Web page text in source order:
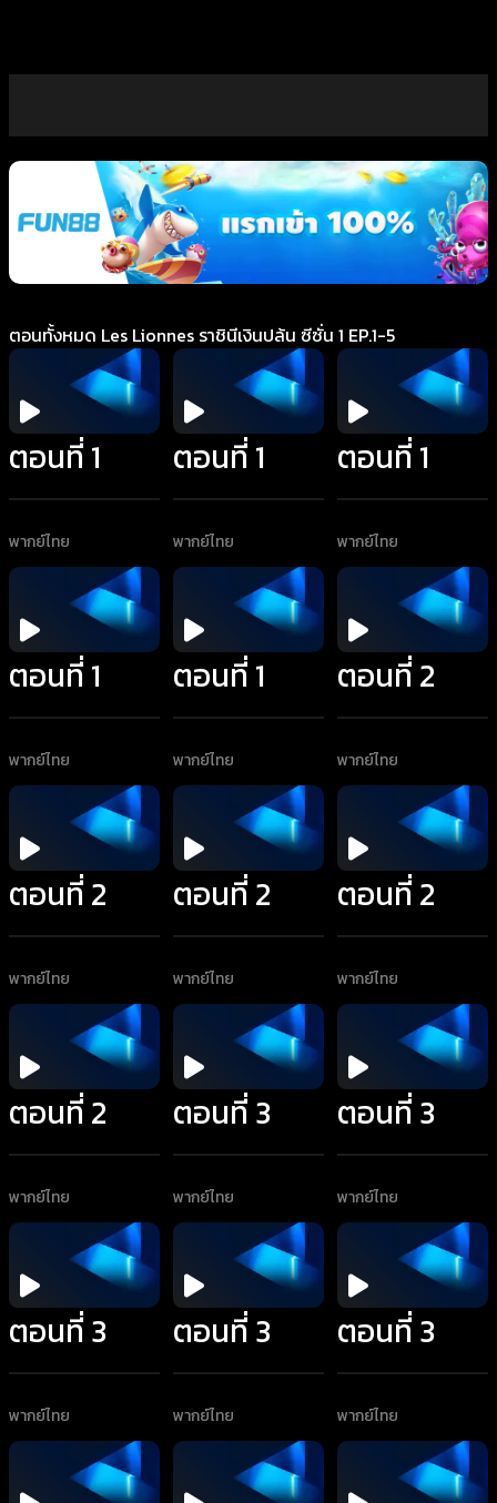
ตอนทั้งหมด Les Lionnes ราชินีเงินปล้น ซีซั่น 1 EP.1-5
ตอนที่ 1
พากย์ไทย
ตอนที่ 1
พากย์ไทย
ตอนที่ 1
พากย์ไทย
ตอนที่ 1
พากย์ไทย
ตอนที่ 1
พากย์ไทย
ตอนที่ 2
พากย์ไทย
ตอนที่ 2
พากย์ไทย
ตอนที่ 2
พากย์ไทย
ตอนที่ 2
พากย์ไทย
ตอนที่ 2
พากย์ไทย
ตอนที่ 3
พากย์ไทย
ตอนที่ 3
พากย์ไทย
ตอนที่ 3
พากย์ไทย
ตอนที่ 3
พากย์ไทย
ตอนที่ 3
พากย์ไทย